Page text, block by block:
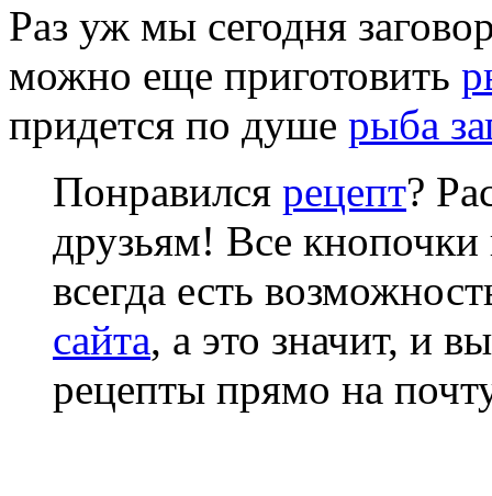
Раз уж мы сегодня
можно еще приготовить
придется по душе рыба
Понравился рецепт?
друзьям! Все кнопочки
всегда есть
сайта, а это значит, и
рецепты прямо на